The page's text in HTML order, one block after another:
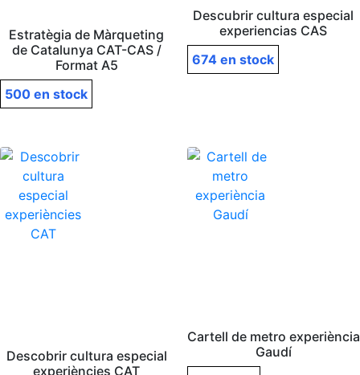
Estratègia de Màrqueting
de Catalunya CAT-CAS /
Format A5
500 en stock
Descubrir cultura especial
experiencias CAS
674 en stock
Descobrir cultura especial
experiències CAT
Cartell de metro experiència
Gaudí